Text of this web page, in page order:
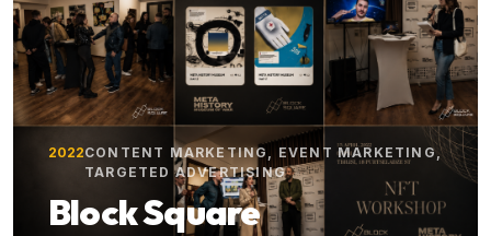
2022CONTENT MARKETING, EVENT MARKETING,
TARGETED ADVERTISING
Block Square